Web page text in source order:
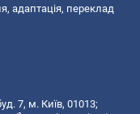
адаптація, переклад
7, м. Київ, 01013;